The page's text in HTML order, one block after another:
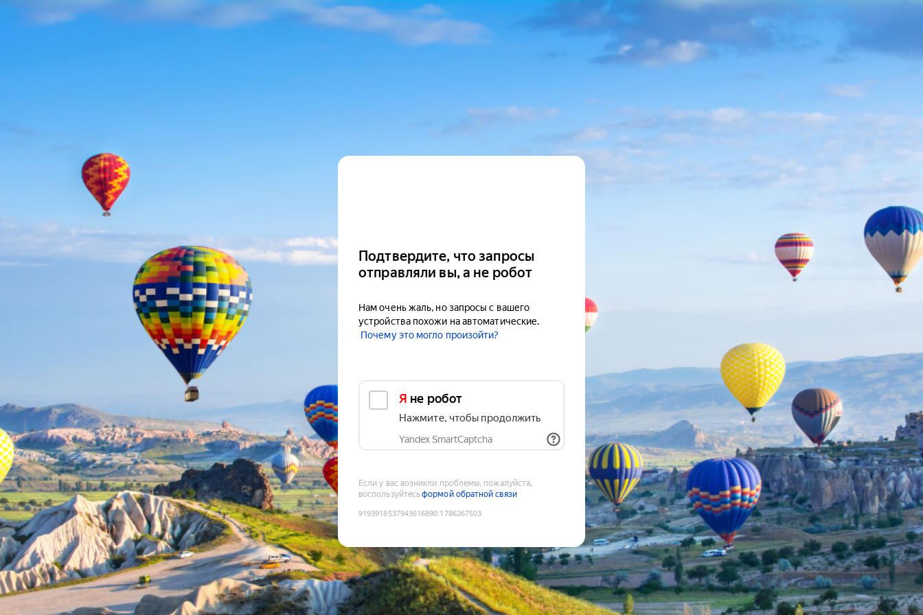
Подтвердите, что запросы
отправляли вы, а не робот
Нам очень жаль, но запросы с вашего
устройства похожи на автоматические.
Почему это могло произойти?
Я не робот
Нажмите, чтобы продолжить
Yandex SmartCaptcha
Если у вас возникли проблемы, пожалуйста,
воспользуйтесьформой обратной связи
9193918537943616890:1786267503